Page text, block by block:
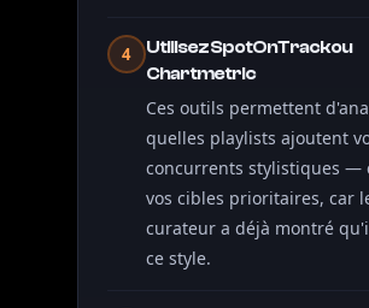
4
Utilisez SpotOnTrack ou
Chartmetric
Ces outils permettent
quelles playlists ajoutent
concurrents stylistiques —
vos cibles prioritaires, car
curateur a déjà montré
ce style.